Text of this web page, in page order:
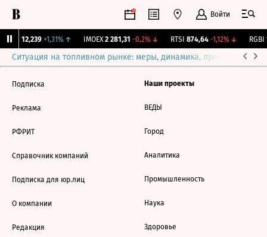
Войти
12,239 +1,31%↑ IMOEX 2 281,31 -0,2%↓ RTSI 874,64 -1,12%↓ RGBI
Ситуация на топливном рынке: меры, динамика, прогнозы
Подписка
Реклама
РФРИТ
Справочник компаний
Подписка для юр.лиц
О компании
Редакция
Наши проекты
ВЕДЫ
Город
Аналитика
Промышленность
Наука
Здоровье